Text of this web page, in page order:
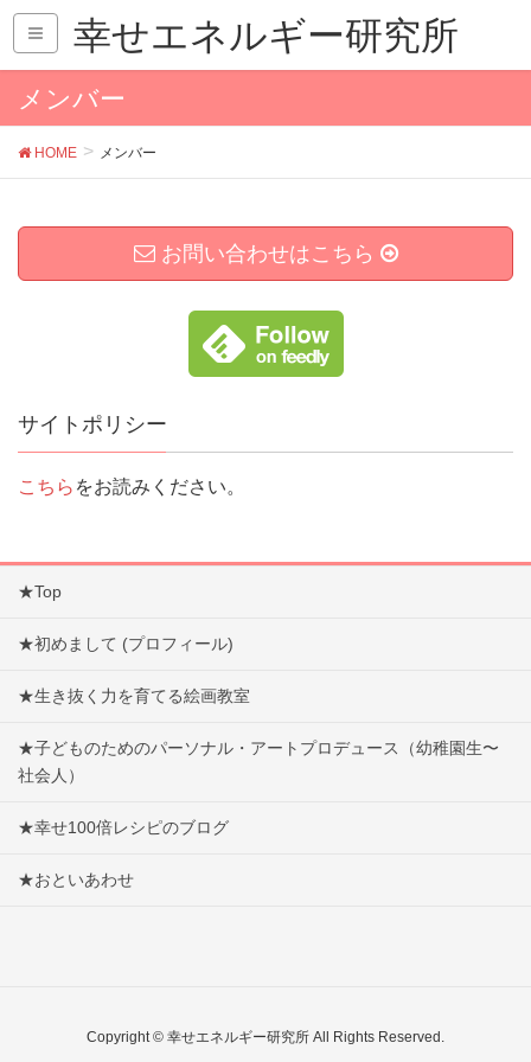
幸せエネルギー研究所
メンバー
HOME メンバー
お問い合わせはこちら
サイトポリシー
こちら をお読みください。
★Top
★初めまして (プロフィール)
★生き抜く力を育てる絵画教室
★子どものためのパーソナル・アートプロデュース（幼稚園生〜
社会人）
★幸せ100倍レシピのブログ
★おといあわせ
Copyright © 幸せエネルギー研究所 All Rights Reserved.